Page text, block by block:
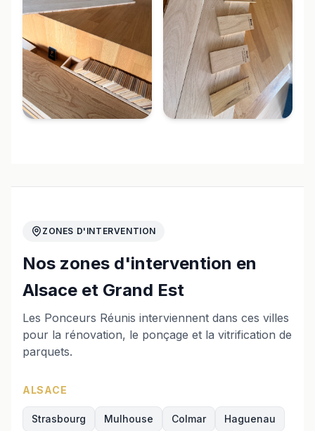
ZONES D'INTERVENTION
Nos zones d'intervention en
Alsace et Grand Est
Les Ponceurs Réunis interviennent dans ces villes
pour la rénovation, le ponçage et la vitrification de
parquets.
ALSACE
Strasbourg Mulhouse Colmar Haguenau